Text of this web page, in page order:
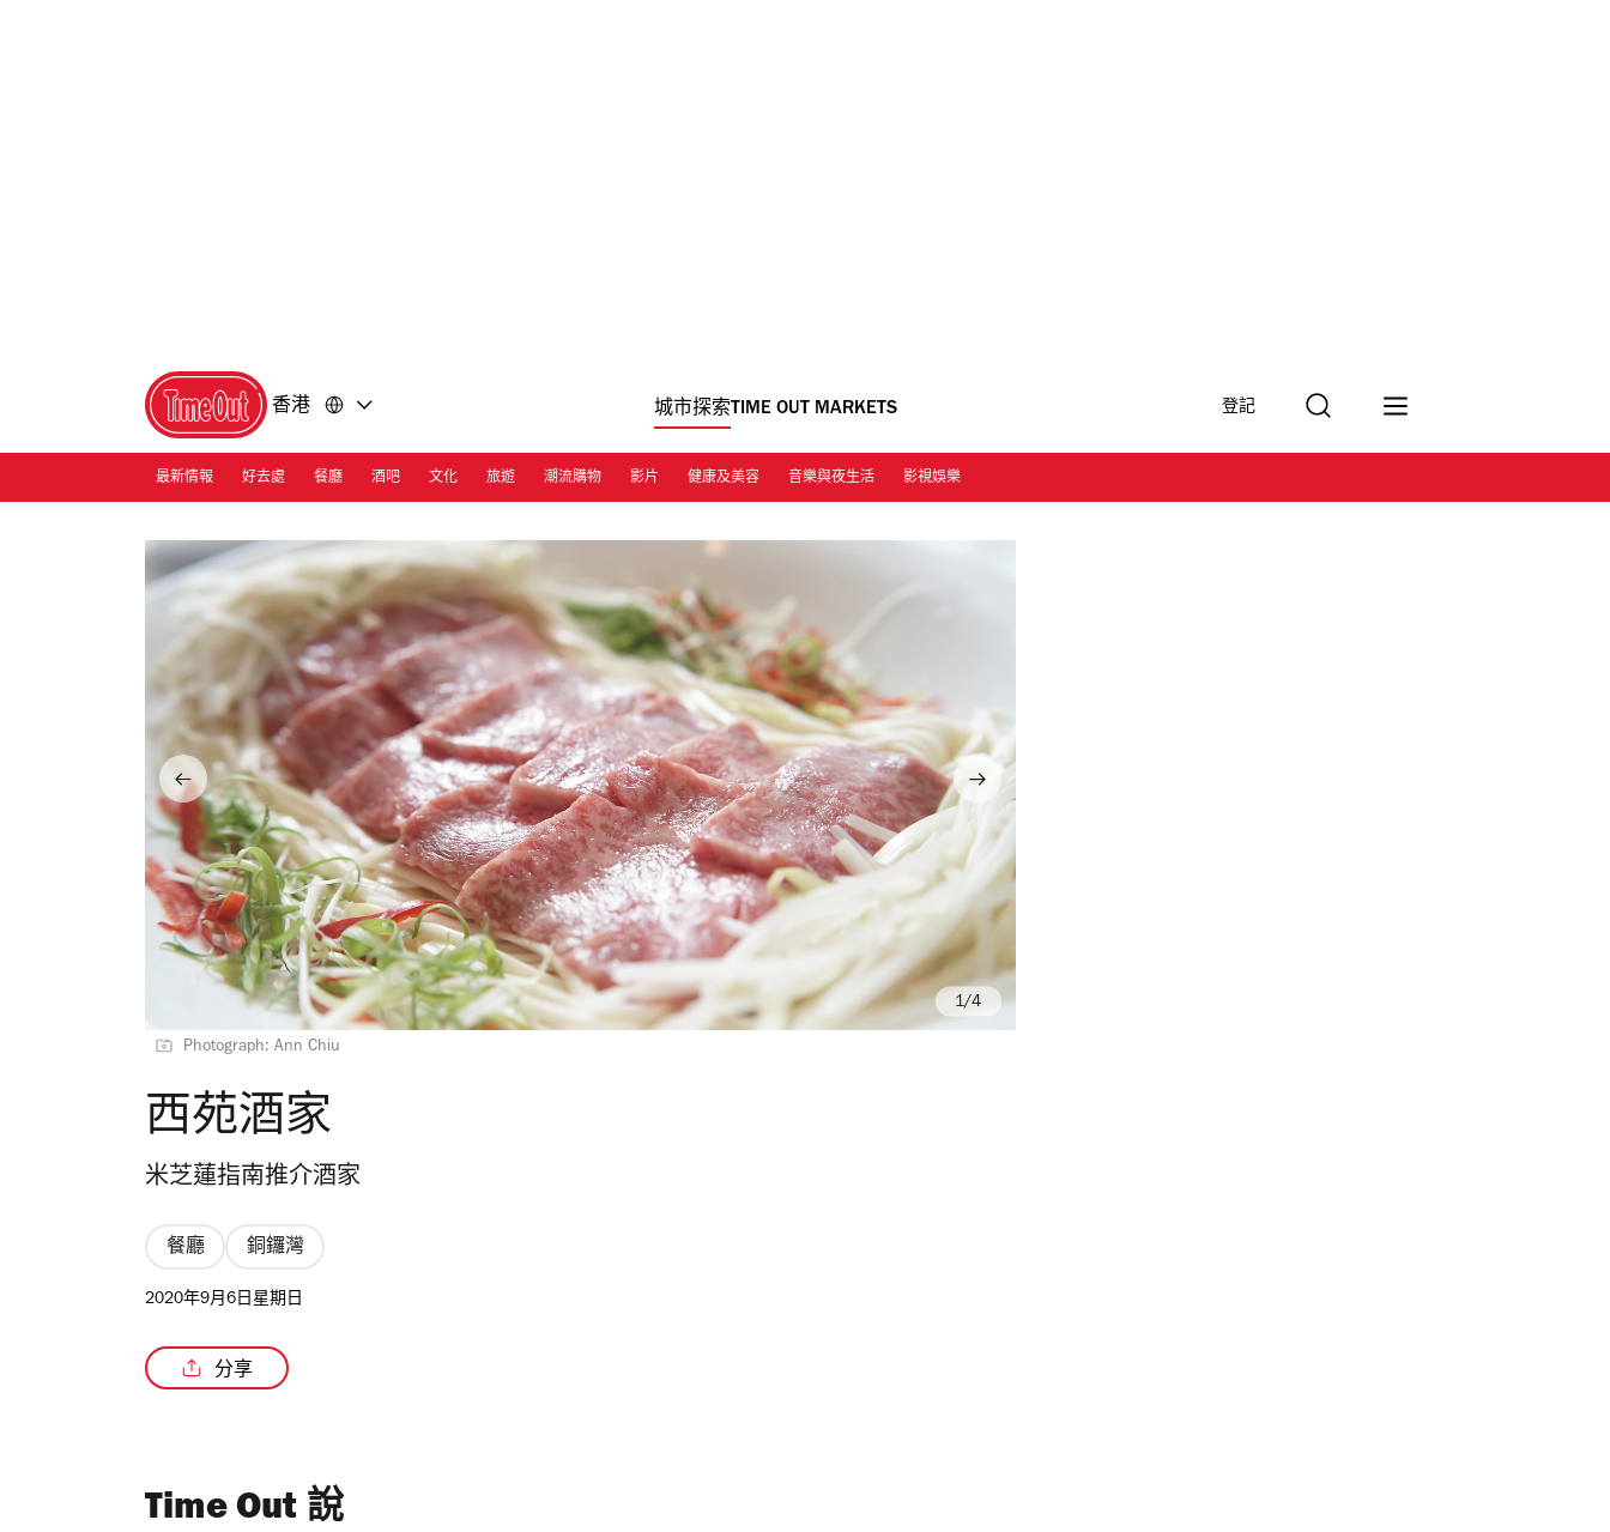
香港 城市探索TIME OUT MARKETS 登記
最新情報 好去處 餐廳 酒吧 文化 旅遊 潮流購物 影片 健康及美容 音樂與夜生活 影視娛樂
Photograph: Ann Chiu
/4
西苑酒家
米芝蓮指南推介酒家
餐廳 銅鑼灣
2020年9月6日星期日
分享
Time Out 說